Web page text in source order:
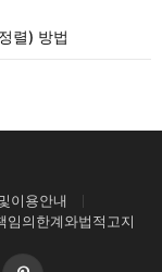
렬) 방법
이용안내
임의한계와법적고지